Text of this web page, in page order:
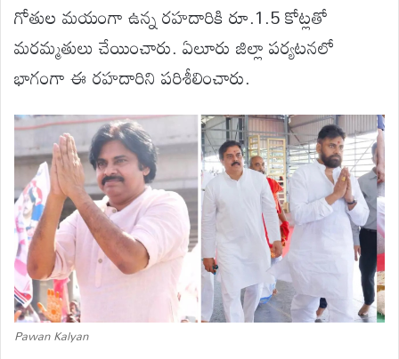
గోతుల మయంగా ఉన్న రహదారికి రూ.1.5 కోట్లతో
మరమ్మతులు చేయించారు. ఏలూరు జిల్లా పర్యటనలో
భాగంగా ఈ రహదారిని పరిశీలించారు.
Pawan Kalyan